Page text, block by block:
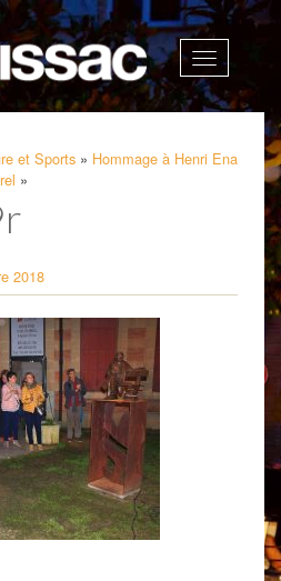
Afficher
la
et Sports » Hommage à Henri Ena
»
2018